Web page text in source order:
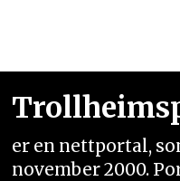
er en nettportal,
november 2000.